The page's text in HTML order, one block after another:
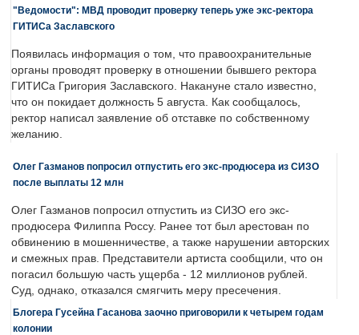
"Ведомости": МВД проводит проверку теперь уже экс-ректора
ГИТИСа Заславского
Появилась информация о том, что правоохранительные
органы проводят проверку в отношении бывшего ректора
ГИТИСа Григория Заславского. Накануне стало известно,
что он покидает должность 5 августа. Как сообщалось,
ректор написал заявление об отставке по собственному
желанию.
Олег Газманов попросил отпустить его экс-продюсера из СИЗО
после выплаты 12 млн
Олег Газманов попросил отпустить из СИЗО его экс-
продюсера Филиппа Россу. Ранее тот был арестован по
обвинению в мошенничестве, а также нарушении авторских
и смежных прав. Представители артиста сообщили, что он
погасил большую часть ущерба - 12 миллионов рублей.
Суд, однако, отказался смягчить меру пресечения.
Блогера Гусейна Гасанова заочно приговорили к четырем годам
колонии